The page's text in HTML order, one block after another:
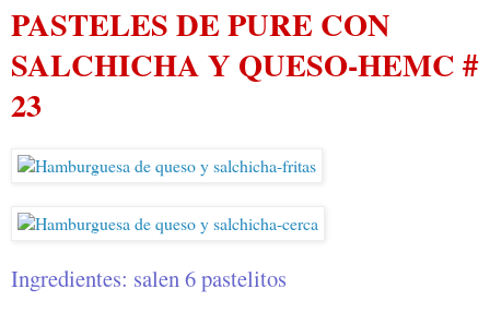
PASTELES DE PURE CON
SALCHICHA Y QUESO-HEMC #
23
Ingredientes: salen 6 pastelitos